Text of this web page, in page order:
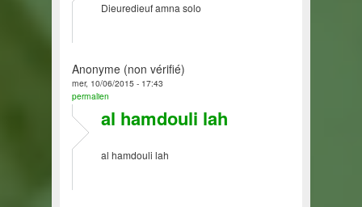
Dieuredieuf amna solo
Anonyme (non vérifié)
mer, 10/06/2015 - 17:43
permalien
al hamdouli lah
al hamdouli lah